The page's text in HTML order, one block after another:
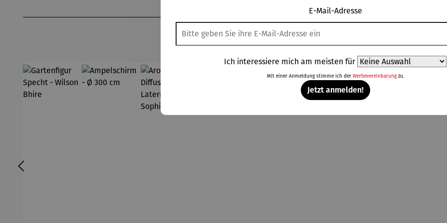
Topseller aus der Kategorie Gartenzubehör
10% gespartRabatt10% gespart
E-Mail-Adresse
Ich interessiere mich am meisten für
Mit einer Anmeldung stimme ich der Werbevereinbarungzu.
Jetzt anmelden!